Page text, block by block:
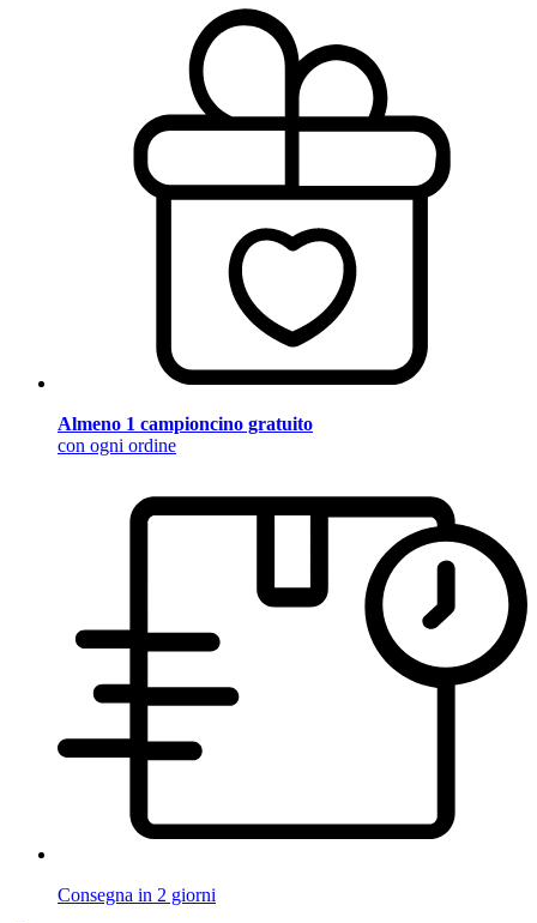
Almeno 1 campioncino gratuito
con ogni ordine
Consegna in 2 giorni